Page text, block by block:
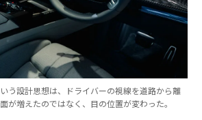
う設計思想は、ドライバーの視線を道路から離
が増えたのではなく、目の位置が変わった。